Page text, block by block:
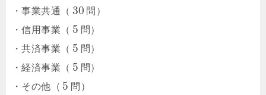
・事業共通（ 30 問）
・信用事業（ 5 問）
・共済事業（ 5 問）
・経済事業（ 5 問）
・その他（ 5 問）